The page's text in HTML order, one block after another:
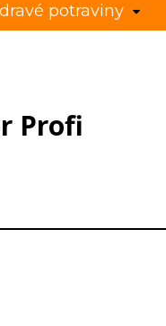
potraviny
Profi